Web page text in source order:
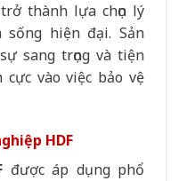
thành lựa chọn lý
sống hiện đại. Sản
sang trọng và tiện
vào việc bảo vệ
HDF
được áp dụng phổ